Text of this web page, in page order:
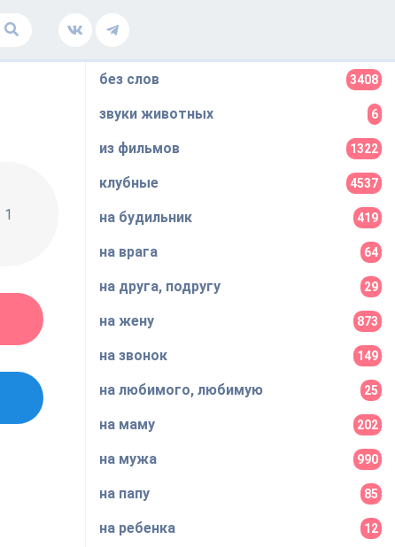
1
без слов 3408
звуки животных 6
из фильмов 1322
клубные 4537
на будильник 419
на врага 64
на друга, подругу 29
на жену 873
на звонок 149
на любимого, любимую 25
на маму 202
на мужа 990
на папу 85
на ребенка 12